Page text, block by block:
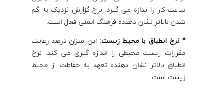
ساعت کار را اندازه می گیرد. نرخ گزارش نزدیک به گم
شدن بالاتر نشان دهنده فرهنگ ایمنی فعال است.
* نرخ انطباق با محیط زیست: این میزان درصد رعایت
مقررات زیست محیطی را اندازه گیری می کند. نرخ
انطباق بالاتر نشان دهنده تعهد به حفاظت از محیط
زیست است.